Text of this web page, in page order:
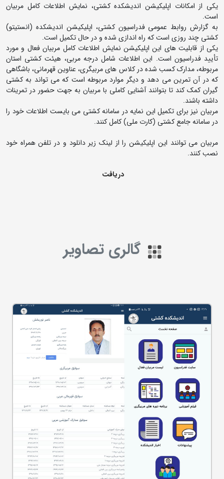
یکی از امکانات اپلیکیشن اندیشکده کشتی، نمایش اطلاعات کامل مربیان
است.
به گزارش روابط عمومی فدراسیون کشتی، اپلیکیشن اندیشکده (انستیتو)
کشتی چند روزی است که راه اندازی شده و در حال تکمیل است.
یکی از قابلیت های این اپلیکیشن نمایش اطلاعات کامل مربیان فعال و مورد
تأیید فدراسیون است. این اطلاعات شامل درجه مربی، هیئت کشتی استان
مربوطه، مدارک کسب شده در کلاس های مربیگری، عناوین قهرمانی، باشگاهی
که در آن تمرین می دهد و دیگر موارد مربوطه است که می تواند به کشتی
گیران کمک کند تا بتوانند آشنایی کاملی با مربیان به جهت حضور در تمرینات
داشته باشند.
مربیان نیز برای تکمیل این نمایه در سامانه کشتی می بایست اطلاعات خود را
در سامانه جامع کشتی (کارت ملی) کامل کنند.
مربیان می توانند این اپلیکیشن را از لینک زیر دانلود و در تلفن همراه خود
نصب کنند.
دریافت
گالری تصاویر